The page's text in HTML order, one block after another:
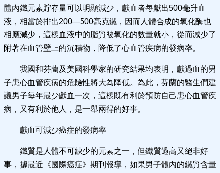
體內鐵元素貯存量可以明顯減少，獻血者每獻出500毫升血
液，相當於排出200—500毫克鐵，因而人體合成的氧化酶也
相應減少，這樣血液中的脂質被氧化的數量就小，從而減少了
附著在血管壁上的沉積物，降低了心血管疾病的發病率。
我國和芬蘭及美國科學家的研究結果均表明，獻過血的男
子患心血管疾病的危險性將大為降低。為此，芬蘭的醫生們建
議男子每年最少獻血一次，這樣既有利於預防自己患心血管疾
病，又有利於他人，是一舉兩得的好事。
獻血可減少癌症的發病率
鐵質是人體不可缺少的元素之一，但鐵質過高又絕非好
事，據最近《國際癌症》期刊報導，如果男子體內的鐵質含量